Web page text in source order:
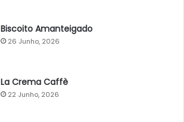
Biscoito Amanteigado
26 Junho, 2026
La Crema Caffè
22 Junho, 2026